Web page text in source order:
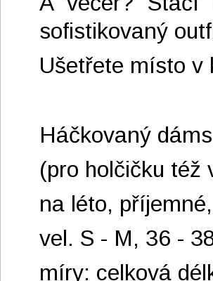
sofistikovaný
Ušetřete místo v
Háčkovaný
(pro holčičku též
na léto,
vel. S - M, 36 -
míry: celková